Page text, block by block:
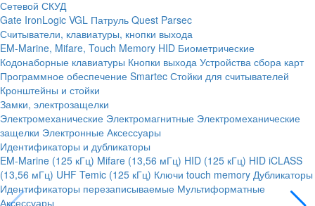
Сетевой СКУД
Gate IronLogic VGL Патруль Quest Parsec
Считыватели, клавиатуры, кнопки выхода
EM-Marine, Mifare, Touch Memory HID Биометрические
Кодонаборные клавиатуры Кнопки выхода Устройства сбора карт
Программное обеспечение Smartec Стойки для считывателей
Кронштейны и стойки
Замки, электрозащелки
Электромеханические Электромагнитные Электромеханические
защелки Электронные Аксессуары
Идентификаторы и дубликаторы
EM-Marine (125 кГц) Mifare (13,56 мГц) HID (125 кГц) HID iCLASS
(13,56 мГц) UHF Temic (125 кГц) Ключи touch memory Дубликаторы
Идентификаторы перезаписываемые Мультиформатные
Аксессуары